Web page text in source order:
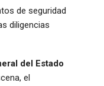
de seguridad
diligencias
del Estado
el